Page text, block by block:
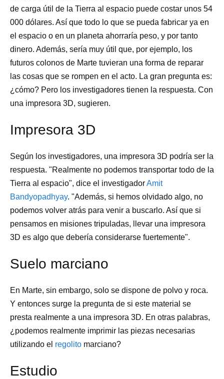
de carga útil de la Tierra al espacio puede costar unos 54
000 dólares. Así que todo lo que se pueda fabricar ya en
el espacio o en un planeta ahorraría peso, y por tanto
dinero. Además, sería muy útil que, por ejemplo, los
futuros colonos de Marte tuvieran una forma de reparar
las cosas que se rompen en el acto. La gran pregunta es:
¿cómo? Pero los investigadores tienen la respuesta. Con
una impresora 3D, sugieren.
Impresora 3D
Según los investigadores, una impresora 3D podría ser la
respuesta. "Realmente no podemos transportar todo de la
Tierra al espacio", dice el investigadorAmit
Bandyopadhyay. "Además, si hemos olvidado algo, no
podemos volver atrás para venir a buscarlo. Así que si
pensamos en misiones tripuladas, llevar una impresora
3D es algo que debería considerarse fuertemente".
Suelo marciano
En Marte, sin embargo, solo se dispone de polvo y roca.
Y entonces surge la pregunta de si este material se
presta realmente a una impresora 3D. En otras palabras,
¿podemos realmente imprimir las piezas necesarias
utilizando el regolito marciano?
Estudio